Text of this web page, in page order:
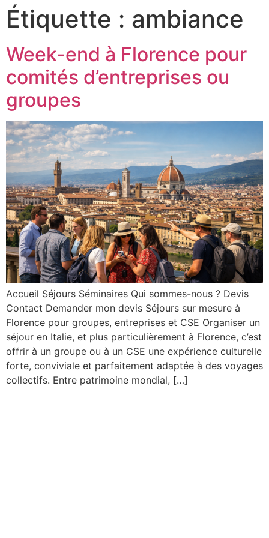
Étiquette : ambiance
Week-end à Florence pour
comités d’entreprises ou
groupes
Accueil Séjours Séminaires Qui sommes-nous ? Devis
Contact Demander mon devis Séjours sur mesure à
Florence pour groupes, entreprises et CSE Organiser un
séjour en Italie, et plus particulièrement à Florence, c’est
offrir à un groupe ou à un CSE une expérience culturelle
forte, conviviale et parfaitement adaptée à des voyages
collectifs. Entre patrimoine mondial, […]